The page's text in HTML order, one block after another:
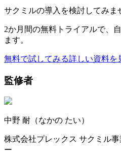
サクミルの導入を検討してみま
2か月間の無料トライアルで、
ます。
無料で試してみる詳しい資料を
監修者
中野 耐（なかの たい）
株式会社プレックス サクミル
ー